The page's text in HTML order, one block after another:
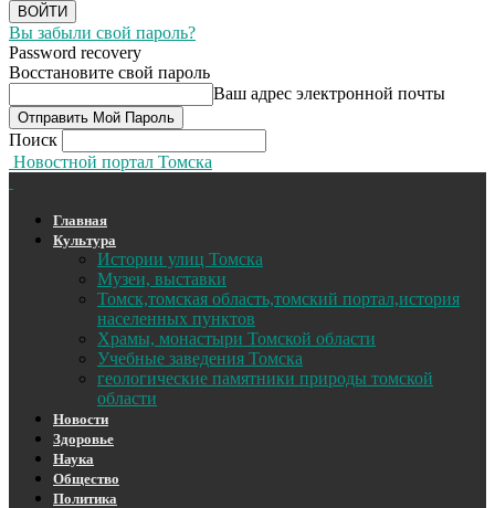
Вы забыли свой пароль?
Password recovery
Восстановите свой пароль
Ваш адрес электронной почты
Поиск
Новостной портал Томска
Главная
Культура
Истории улиц Томска
Музеи, выставки
Томск,томская область,томский портал,история
населенных пунктов
Храмы, монастыри Томской области
Учебные заведения Томска
геологические памятники природы томской
области
Новости
Здоровье
Наука
Общество
Политика